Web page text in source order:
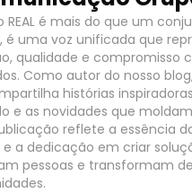
REAL é mais do que um
é uma voz unificada que
qualidade e compromisso
Como autor do nosso
histórias
e as novidades que
reflete a essência
a dedicação em criar
pessoas e transformam